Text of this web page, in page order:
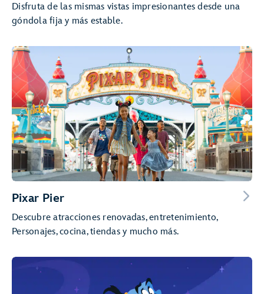
Disfruta de las mismas vistas impresionantes desde una
góndola fija y más estable.
Pixar Pier
Descubre atracciones renovadas, entretenimiento,
Personajes, cocina, tiendas y mucho más.